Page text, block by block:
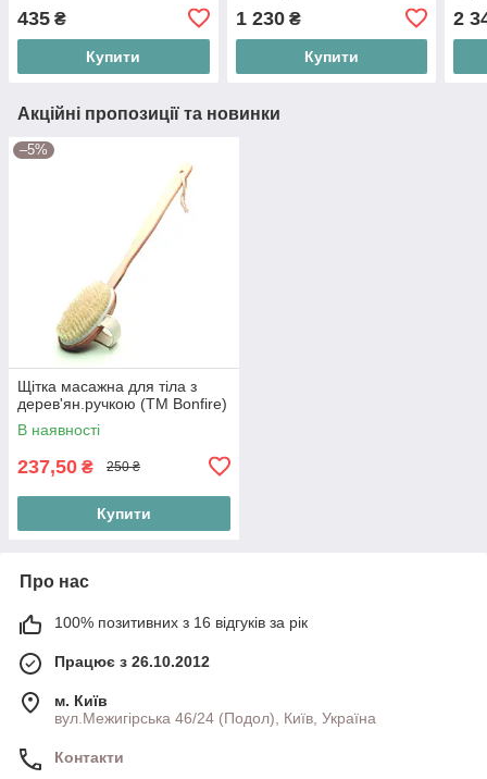
435 ₴
Купити
1 230₴
Купити
2
Акційні пропозиції та новинки
–5%
Щітка масажна для тіла з
дерев'ян.ручкою (ТМ Bonfire)
В наявності
237,50 ₴ 250 ₴
Купити
Про нас
100% позитивних з 16 відгуків за рік
Працює з 26.10.2012
м. Київ
вул.Межигірська 46/24 (Подол), Київ, Україна
Контакти